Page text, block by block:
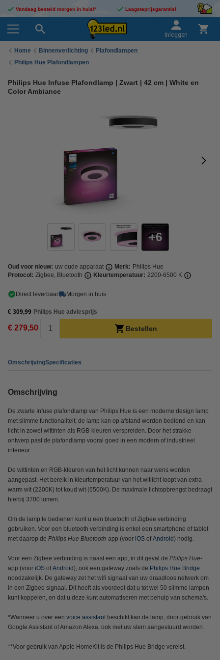
Vandaag besteld morgen in huis!* Laagsteprijsgarantie!
Inloggen
Home Binnenverlichting
Plafondlampen
Philips Hue Plafondlampen
Philips Hue Infuse Plafondlamp | Zwart | 42 cm | White en
Color Ambiance
6
Oud voor nieuw: uw oude apparaat Merk: Philips Hue
Protocol: Zigbee, Bluetooth Kleurtemperatuur: 2200-6500 K
Direct leverbaar Morgen in huis
€ 309,99 Philips Hue adviesprijs
€ 279,50 Bestellen
OmschrijvingSpecificaties
Omschrijving
De zwarte Infuse plafondlamp van Philips Hue is een moderne design lamp
met slimme functionaliteit; de lamp kan op afstand worden bediend en kan
licht in zowel wittinten als RGB-kleuren verspreiden. Door het strakke
ontwerp past de plafondlamp vooral goed in een modern of industrieel
interieur.
De wittinten en RGB-kleuren van het licht kunnen naar wens worden
aangepast. Het bereik in kleurtemperatuur van het witlicht loopt van extra
warm wit (2200K) tot koud wit (6500K). De maximale lichtopbrengst bedraagt
hierbij 3700 lumen.
Om de lamp te bedienen kunt u een bluetooth of Zigbee verbinding
gebruiken. Voor een bluetooth verbinding is enkel een smartphone of tablet
met daarop de Philips Hue Bluetooth-app (voor iOS ofAndroid) nodig.
Voor een Zigbee verbinding is naast een app, in dit geval de Philips Hue-
app (voor iOS ofAndroid), ook een gateway zoals de Philips Hue Bridge
noodzakelijk. De gateway zet het wifi signaal van uw draadloos netwerk om
in een Zigbee signaal. Dit heeft als voordeel dat u tot wel 50 slimme lampen
kunt koppelen, en dat u deze kunt automatiseren met behulp van schema's.
*Wanneer u over een voice assistant beschikt kan de lamp, door gebruik van
Google Assistant of Amazon Alexa, ook met uw stem aangestuurd worden.
**Voor gebruik van Apple HomeKit is de Philips Hue Bridge vereist.